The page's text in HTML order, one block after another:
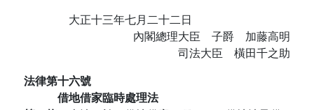
大正十三年七月二十二日
內閣總理大臣 子爵 加藤高明
司法大臣 橫田千之助
法律第十六號
借地借家臨時處理法